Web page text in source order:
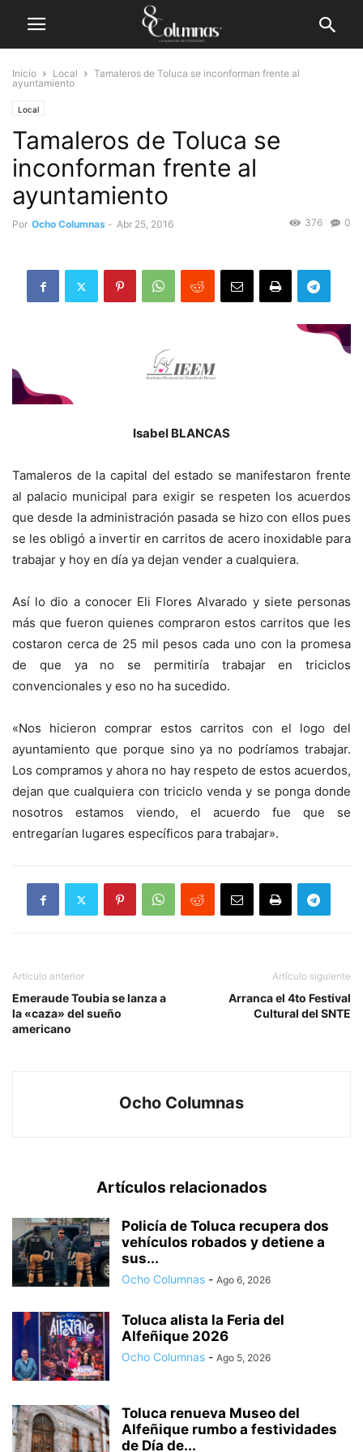
Inicio Local
Tamaleros de Toluca se inconforman frente al
ayuntamiento
Local
Tamaleros de Toluca se
inconforman frente al
ayuntamiento
Por Ocho Columnas - Abr 25, 2016 0
376
Isabel BLANCAS
Tamaleros de la capital del estado se manifestaron frente
al palacio municipal para exigir se respeten los acuerdos
que desde la administración pasada se hizo con ellos pues
se les obligó a invertir en carritos de acero inoxidable para
trabajar y hoy en día ya dejan vender a cualquiera.
Así lo dio a conocer Eli Flores Alvarado y siete personas
más que fueron quienes compraron estos carritos que les
costaron cerca de 25 mil pesos cada uno con la promesa
de que ya no se permitiría trabajar en triciclos
convencionales y eso no ha sucedido.
«Nos hicieron comprar estos carritos con el logo del
ayuntamiento que porque sino ya no podríamos trabajar.
Los compramos y ahora no hay respeto de estos acuerdos,
dejan que cualquiera con triciclo venda y se ponga donde
nosotros estamos viendo, el acuerdo fue que se
entregarían lugares específicos para trabajar».
Artículo anterior
Emeraude Toubia se lanza a
la «caza» del sueño
americano
Artículo siguiente
Arranca el 4to Festival
Cultural del SNTE
Ocho Columnas
Artículos relacionados
Policía de Toluca recupera dos
vehículos robados y detiene a
sus...
Ocho Columnas - Ago 6, 2026
Toluca alista la Feria del
Alfeñique 2026
Ocho Columnas - Ago 5, 2026
Toluca renueva Museo del
Alfeñique rumbo a festividades
de Día de...